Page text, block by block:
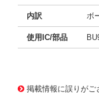
内訳 ボ
使用IC/部品
掲載情報に誤りがご